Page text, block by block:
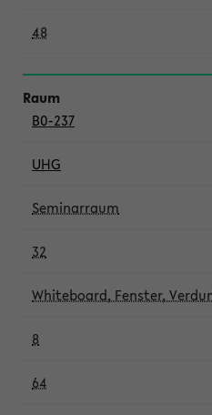
48
B0-237
UHG
Seminarraum
32
Whiteboard, Fenster,
8
64